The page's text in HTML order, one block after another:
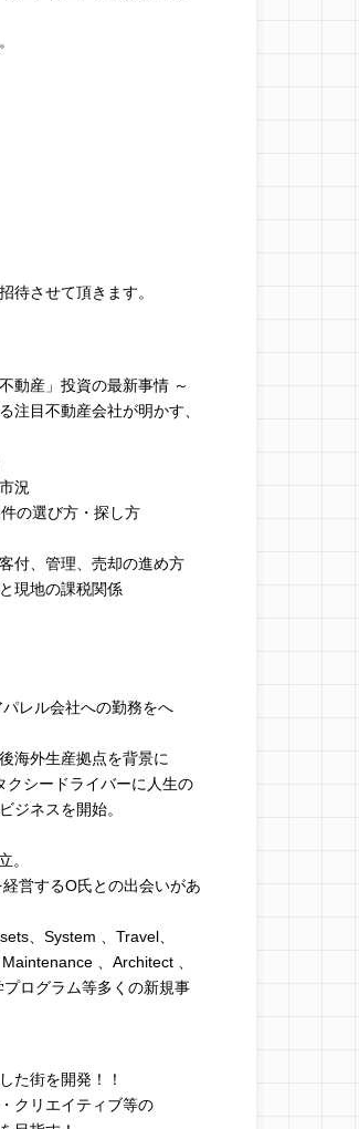
待させて頂きます。
動産」投資の最新事情 ～
注目不動産会社が明かす、
況
の選び方・探し方
付、管理、売却の進め方
現地の課税関係
レル会社への勤務をへ
海外生産拠点を背景に
クシードライバーに人生の
ジネスを開始。
。
営するO氏との出会いがあ
、System 、Travel、
、Architect 、
ログラム等多くの新規事
た街を開発！！
クリエイティブ等の